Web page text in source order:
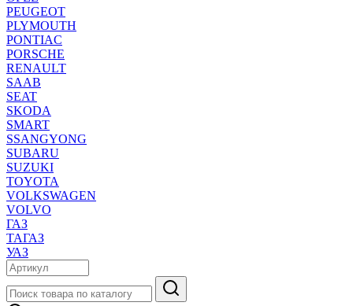
PEUGEOT
PLYMOUTH
PONTIAC
PORSCHE
RENAULT
SAAB
SEAT
SKODA
SMART
SSANGYONG
SUBARU
SUZUKI
TOYOTA
VOLKSWAGEN
VOLVO
ГАЗ
ТАГАЗ
УАЗ